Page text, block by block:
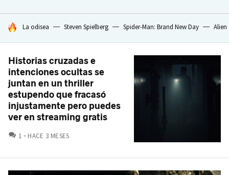
HOY SE HABLA DE
La odisea Steven Spielberg Spider-Man: Brand New Day Alien
Historias cruzadas e
intenciones ocultas se
juntan en un thriller
estupendo que fracasó
injustamente pero puedes
ver en streaming gratis
1 COMENTARIOS
HACE 3 MESES